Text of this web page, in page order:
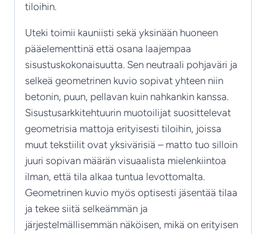
tiloihin.
Uteki toimii kauniisti sekä yksinään huoneen
pääelementtinä että osana laajempaa
sisustuskokonaisuutta. Sen neutraali pohjaväri ja
selkeä geometrinen kuvio sopivat yhteen niin
betonin, puun, pellavan kuin nahkankin kanssa.
Sisustusarkkitehtuurin muotoilijat suosittelevat
geometrisia mattoja erityisesti tiloihin, joissa
muut tekstiilit ovat yksivärisiä – matto tuo silloin
juuri sopivan määrän visuaalista mielenkiintoa
ilman, että tila alkaa tuntua levottomalta.
Geometrinen kuvio myös optisesti jäsentää tilaa
ja tekee siitä selkeämmän ja
järjestelmällisemmän näköisen, mikä on erityisen